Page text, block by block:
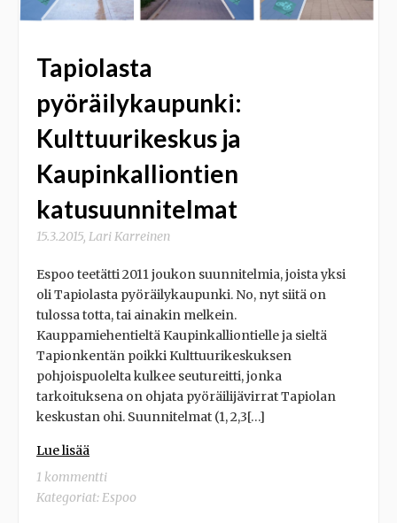
Tapiolasta
pyöräilykaupunki:
Kulttuurikeskus ja
Kaupinkalliontien
katusuunnitelmat
15.3.2015, Lari Karreinen
Espoo teetätti 2011 joukon suunnitelmia, joista yksi
oli Tapiolasta pyöräilykaupunki. No, nyt siitä on
tulossa totta, tai ainakin melkein.
Kauppamiehentieltä Kaupinkalliontielle ja sieltä
Tapionkentän poikki Kulttuurikeskuksen
pohjoispuolelta kulkee seutureitti, jonka
tarkoituksena on ohjata pyöräilijävirrat Tapiolan
keskustan ohi. Suunnitelmat (1, 2,3[…]
Lue lisää
1 kommentti
Kategoriat:Espoo